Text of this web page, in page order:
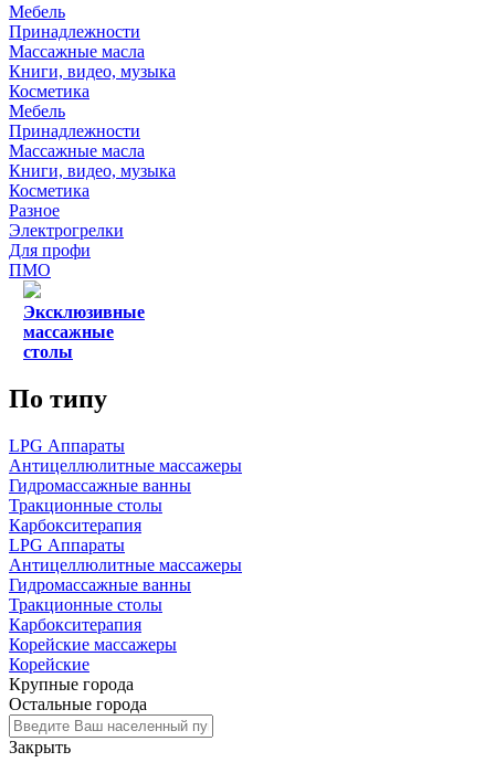
Мебель
Принадлежности
Массажные масла
Книги, видео, музыка
Косметика
Мебель
Принадлежности
Массажные масла
Книги, видео, музыка
Косметика
Разное
Электрогрелки
Для профи
ПМО
Эксклюзивные
массажные
столы
По типу
LPG Аппараты
Антицеллюлитные массажеры
Гидромассажные ванны
Тракционные столы
Карбокситерапия
LPG Аппараты
Антицеллюлитные массажеры
Гидромассажные ванны
Тракционные столы
Карбокситерапия
Корейские массажеры
Корейские
Крупные города
Остальные города
Закрыть